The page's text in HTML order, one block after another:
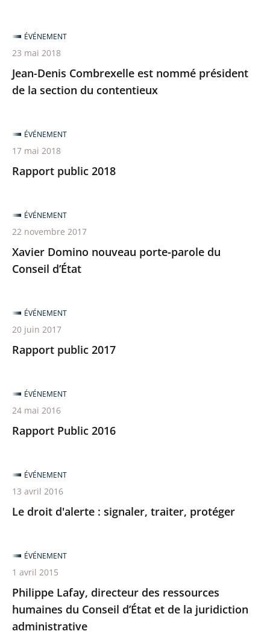
Jean-Denis Combrexelle est nommé président
de la section du contentieux
ÉVÉNEMENT
23 mai 2018
Rapport public 2018
ÉVÉNEMENT
17 mai 2018
Xavier Domino nouveau porte-parole du
Conseil d’État
ÉVÉNEMENT
22 novembre 2017
Rapport public 2017
ÉVÉNEMENT
20 juin 2017
Rapport Public 2016
ÉVÉNEMENT
24 mai 2016
Le droit d'alerte : signaler, traiter, protéger
ÉVÉNEMENT
13 avril 2016
Philippe Lafay, directeur des ressources
humaines du Conseil d’État et de la juridiction
administrative
ÉVÉNEMENT
1 avril 2015